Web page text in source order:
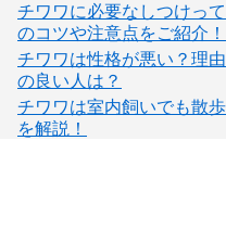
チワワに必要なしつけっ
のコツや注意点をご紹介！
チワワは性格が悪い？理
の良い人は？
チワワは室内飼いでも散
を解説！